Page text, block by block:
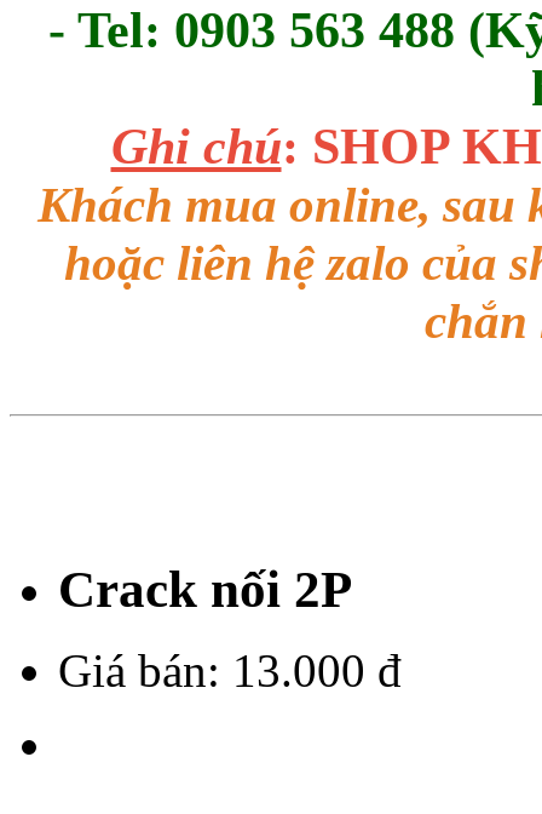
- Tel: 0903 563 488
Ghi chú: SHOP
Khách mua online,
hoặc liên hệ zalo của
chắn
Crack nối 2P
Giá bán: 13.000 đ